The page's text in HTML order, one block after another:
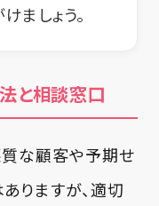
ましょう。
と相談窓口
質な顧客や予期せ
りますが、適切